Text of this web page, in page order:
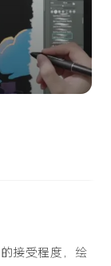
接受程度，绘